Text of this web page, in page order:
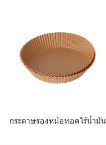
กระดาษรองหม้อทอดไร้น้ำมัน